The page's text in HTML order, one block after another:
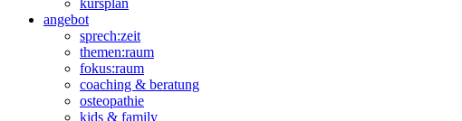
kursplan
angebot
sprech:zeit
themen:raum
fokus:raum
coaching & beratung
osteopathie
kids & family